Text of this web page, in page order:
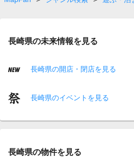
長崎県の未来情報を見る
長崎県の開店・閉店を見る
長崎県のイベントを見る
長崎県の物件を見る